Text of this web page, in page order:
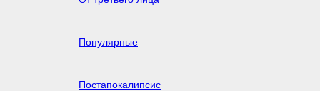
Популярные
Постапокалипсис